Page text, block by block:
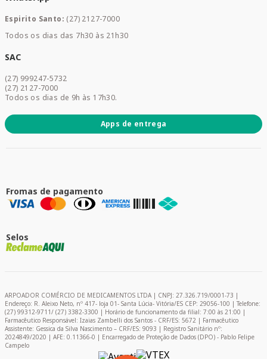
Mamães e Bebê
Dermocosméticos
Promoções
Espirito Santo: (27) 2127-7000
Todos os dias das 7h30 às 21h30
SAC
(27) 999247-5732
(27) 2127-7000
Todos os dias de 9h às 17h30.
Apps de entrega
Fromas de pagamento
Selos
ARPOADOR COMÉRCIO DE MEDICAMENTOS LTDA | CNPJ: 27.326.719/0001-73 |
Endereço: R. Aleixo Neto, nº 417- loja 01- Santa Lúcia- Vitória/ES CEP: 29056-100 | Telefone:
(27) 99312-9711/ (27) 3382-3300 | Horário de funcionamento da filial: 7:00 às 21:00 |
Farmacêutico Responsável: Izaias Zambelli dos Santos - CRF/ES: 5672 | Farmacêutico
Assistente: Gessica da Silva Nascimento – CRF/ES: 9093 | Registro Sanitário nº:
2024849/2020 | AFE: 0.11366-0 | Encarregado de Proteção de Dados (DPO) - Pablo Felipe
Campelo